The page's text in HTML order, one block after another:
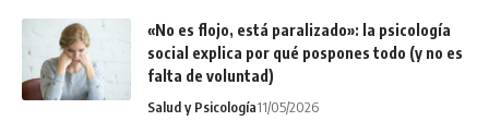
«No es flojo, está paralizado»: la psicología
social explica por qué pospones todo (y no es
falta de voluntad)
Salud y Psicología11/05/2026